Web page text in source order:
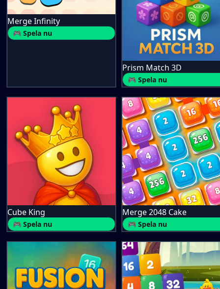
Merge Infinity
🎮 Spela nu
Prism Match 3D
🎮 Spela nu
Cube King
🎮 Spela nu
Merge 2048 Cake
🎮 Spela nu